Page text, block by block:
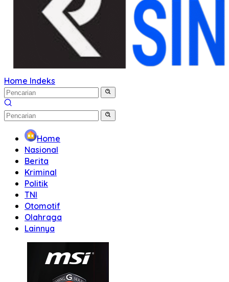
Home Indeks
Home
Nasional
Berita
Kriminal
Politik
TNI
Otomotif
Olahraga
Lainnya